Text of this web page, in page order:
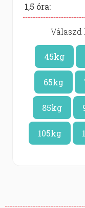
1,5 óra:
Válaszd
45kg
65kg
85kg
105kg